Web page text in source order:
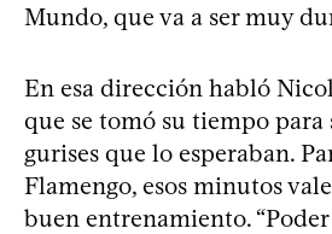
Mundo, que va a ser muy
En esa dirección habló
que se tomó su tiempo para
gurises que lo esperaban.
Flamengo, esos minutos
buen entrenamiento.